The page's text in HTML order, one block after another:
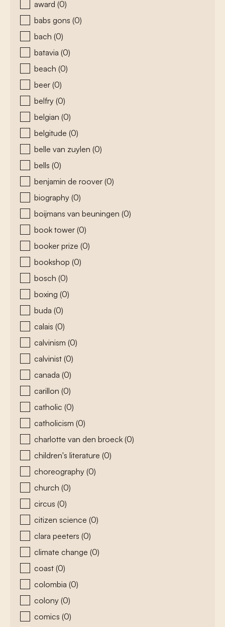
award (0)
babs gons (0)
bach (0)
batavia (0)
beach (0)
beer (0)
belfry (0)
belgian (0)
belgitude (0)
belle van zuylen (0)
bells (0)
benjamin de roover (0)
biography (0)
boijmans van beuningen (0)
book tower (0)
booker prize (0)
bookshop (0)
bosch (0)
boxing (0)
buda (0)
calais (0)
calvinism (0)
calvinist (0)
canada (0)
carillon (0)
catholic (0)
catholicism (0)
charlotte van den broeck (0)
children's literature (0)
choreography (0)
church (0)
circus (0)
citizen science (0)
clara peeters (0)
climate change (0)
coast (0)
colombia (0)
colony (0)
comics (0)